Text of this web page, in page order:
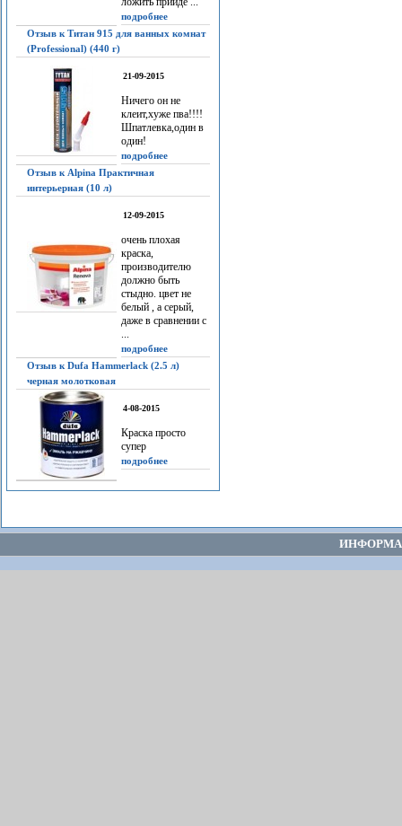
подробнее
Отзыв к Титан 915 для ванных комнат
(Professional) (440 г)
21-09-2015
Ничего он не
клеит,хуже пва!!!!
Шпатлевка,один в
один!
подробнее
Отзыв к Alpina Практичная
интерьерная (10 л)
12-09-2015
очень плохая
краска,
производителю
должно быть
стыдно. цвет не
белый , а серый,
даже в сравнении с
...
подробнее
Отзыв к Dufa Hammerlack (2.5 л)
черная молотковая
4-08-2015
Краска просто
супер
подробнее